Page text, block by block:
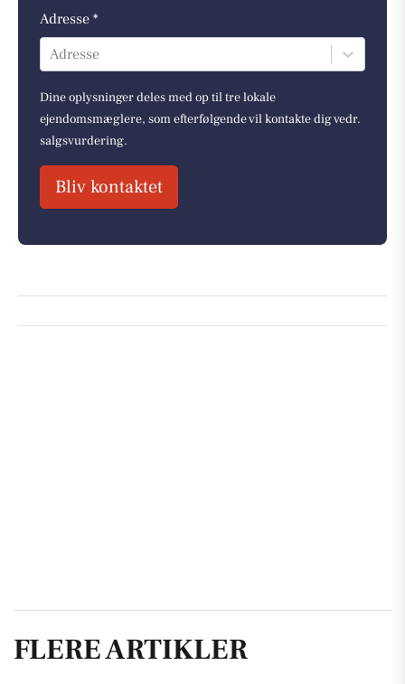
Adresse *
Adresse
Dine oplysninger deles med op til tre lokale
ejendomsmæglere, som efterfølgende vil kontakte dig vedr.
salgsvurdering.
Bliv kontaktet
FLERE ARTIKLER